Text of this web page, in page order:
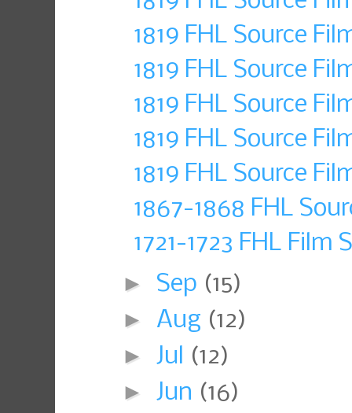
1819 FHL Source
1819 FHL Source
1819 FHL Source
1819 FHL Source
1819 FHL Source
1867-1868 FHL
1721-1723 FHL Film
► Sep (15)
► Aug (12)
► Jul (12)
► Jun (16)